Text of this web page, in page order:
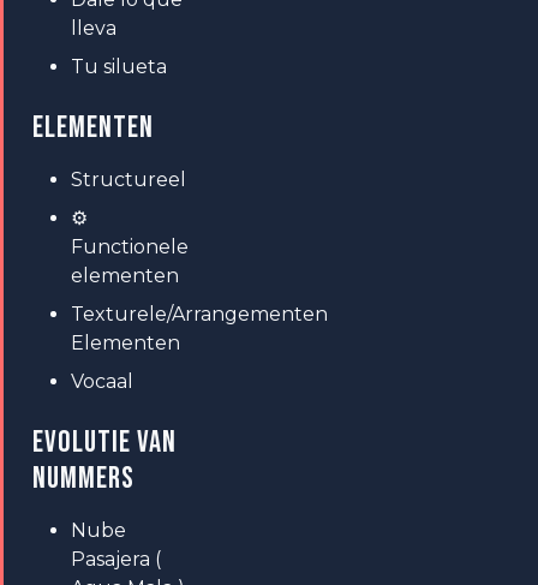
lleva
Tu silueta
ELEMENTEN
Structureel
⚙
Functionele
elementen
Texturele/Arrangementen
Elementen
Vocaal
EVOLUTIE VAN
NUMMERS
Nube
Pasajera (